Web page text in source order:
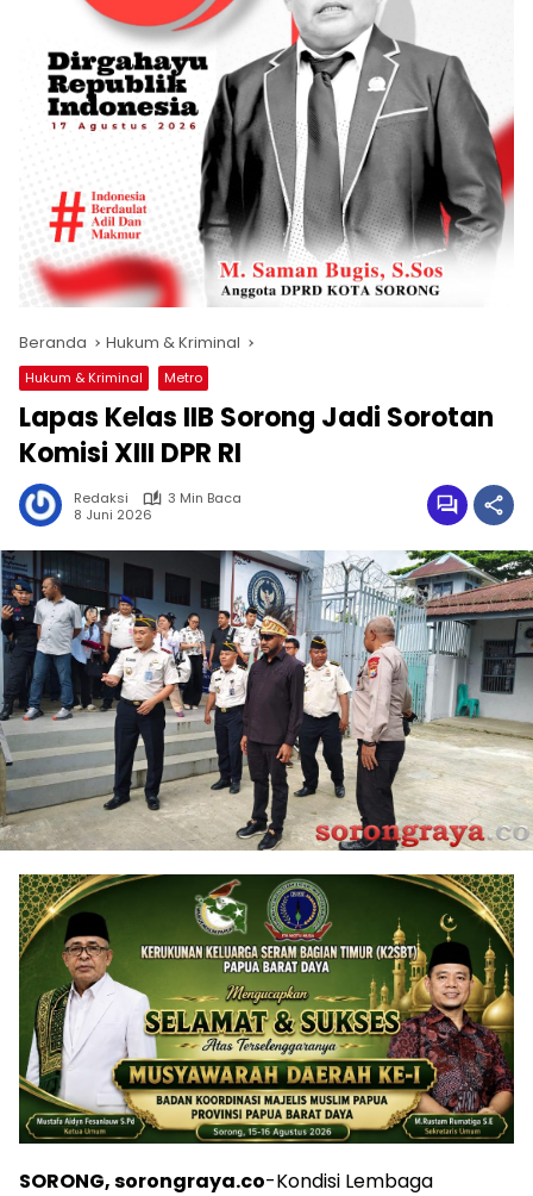
Beranda Hukum & Kriminal
Hukum & Kriminal Metro
Lapas Kelas IIB Sorong Jadi Sorotan
Komisi XIII DPR RI
Redaksi
3 Min Baca
8 Juni 2026
SORONG, sorongraya.co-Kondisi Lembaga